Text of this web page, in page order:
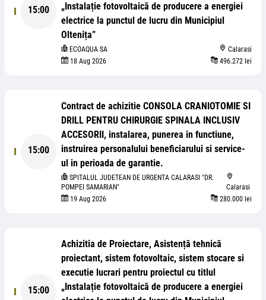
15:00
„Instalație fotovoltaică de producere a energiei
electrice la punctul de lucru din Municipiul
Oltenița”
ECOAQUA SA
Calarasi
18 Aug 2026
496.272 lei
15:00
Contract de achizitie CONSOLA CRANIOTOMIE SI
DRILL PENTRU CHIRURGIE SPINALA INCLUSIV
ACCESORII, instalarea, punerea in functiune,
instruirea personalului beneficiarului si service-
ul in perioada de garantie.
SPITALUL JUDETEAN DE URGENTA CALARASI "DR.
POMPEI SAMARIAN"
Calarasi
19 Aug 2026
280.000 lei
15:00
Achizitia de Proiectare, Asistență tehnică
proiectant, sistem fotovoltaic, sistem stocare si
executie lucrari pentru proiectul cu titlul
„Instalație fotovoltaică de producere a energiei